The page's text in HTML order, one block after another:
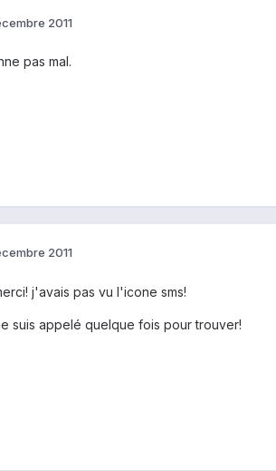
2011
pas mal.
2011
j'avais pas vu l'icone sms!
suis appelé quelque fois pour trouver!